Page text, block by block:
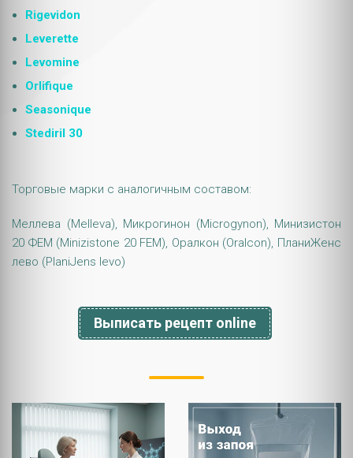
Rigevidon
Leverette
Levomine
Orlifique
Seasonique
Stediril 30
Торговые марки с аналогичным составом:
Меллева (Melleva), Микрогинон (Microgynon), Минизистон
20 ФЕМ (Minizistone 20 FEM), Оралкон (Oralcon), ПланиЖенс
лево (PlaniJens levo)
Выписать рецепт online